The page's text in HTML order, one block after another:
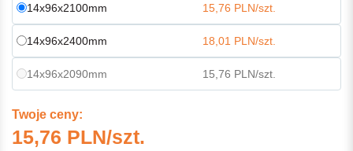
14x96x2100mm 15,76 PLN/szt.
14x96x2400mm 18,01 PLN/szt.
14x96x2090mm 15,76 PLN/szt.
Twoje ceny:
15,76 PLN/szt.